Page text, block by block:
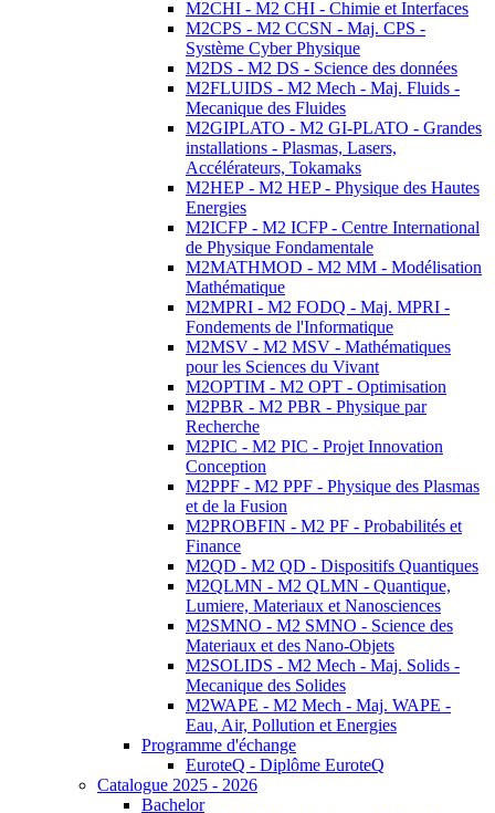
M2CHI - M2 CHI - Chimie et Interfaces
M2CPS - M2 CCSN - Maj. CPS -
Système Cyber Physique
M2DS - M2 DS - Science des données
M2FLUIDS - M2 Mech - Maj. Fluids -
Mecanique des Fluides
M2GIPLATO - M2 GI-PLATO - Grandes
installations - Plasmas, Lasers,
Accélérateurs, Tokamaks
M2HEP - M2 HEP - Physique des Hautes
Energies
M2ICFP - M2 ICFP - Centre International
de Physique Fondamentale
M2MATHMOD - M2 MM - Modélisation
Mathématique
M2MPRI - M2 FODQ - Maj. MPRI -
Fondements de l'Informatique
M2MSV - M2 MSV - Mathématiques
pour les Sciences du Vivant
M2OPTIM - M2 OPT - Optimisation
M2PBR - M2 PBR - Physique par
Recherche
M2PIC - M2 PIC - Projet Innovation
Conception
M2PPF - M2 PPF - Physique des Plasmas
et de la Fusion
M2PROBFIN - M2 PF - Probabilités et
Finance
M2QD - M2 QD - Dispositifs Quantiques
M2QLMN - M2 QLMN - Quantique,
Lumiere, Materiaux et Nanosciences
M2SMNO - M2 SMNO - Science des
Materiaux et des Nano-Objets
M2SOLIDS - M2 Mech - Maj. Solids -
Mecanique des Solides
M2WAPE - M2 Mech - Maj. WAPE -
Eau, Air, Pollution et Energies
Programme d'échange
EuroteQ - Diplôme EuroteQ
Catalogue 2025 - 2026
Bachelor